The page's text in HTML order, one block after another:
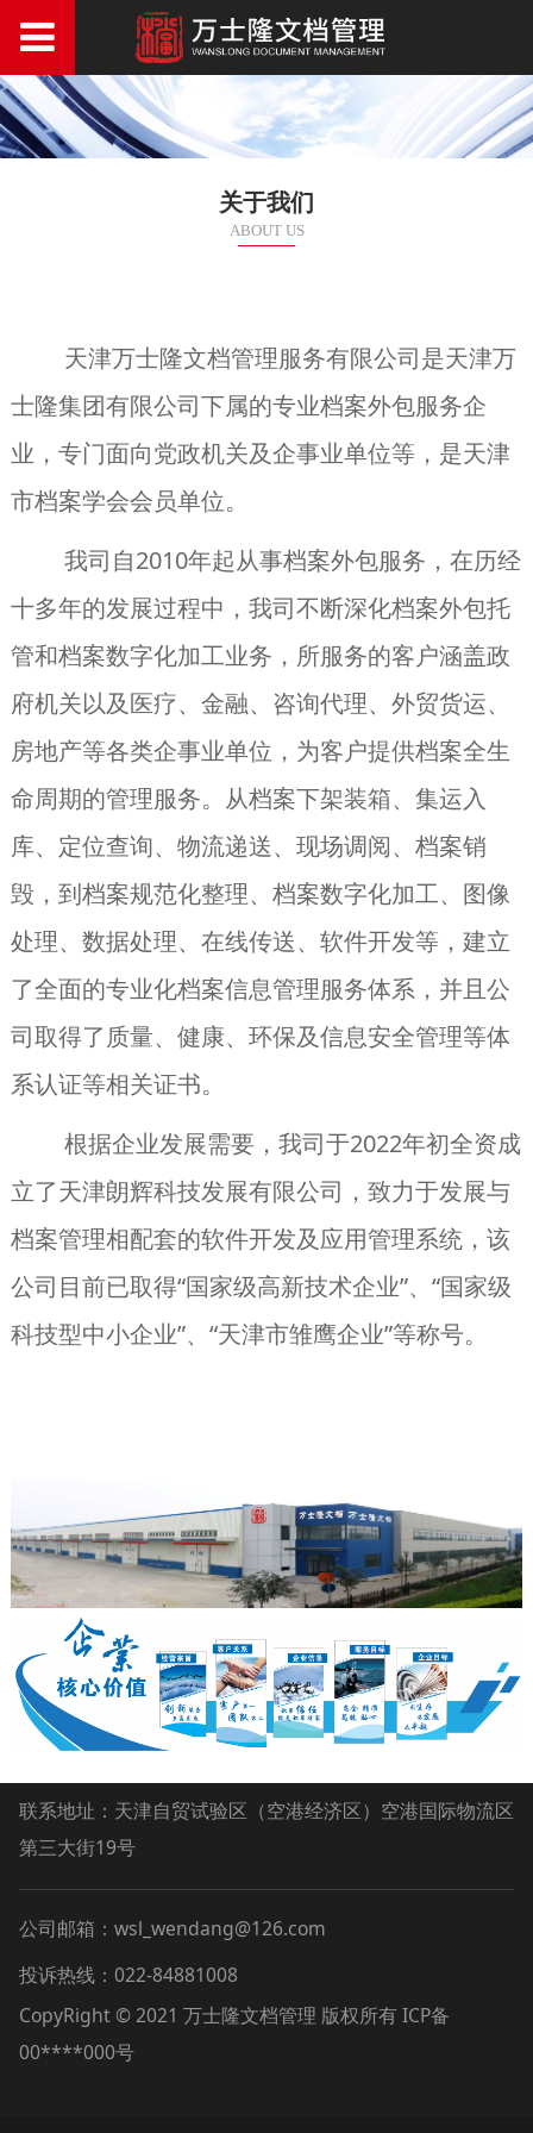
关于我们
ABOUT US
天津万士隆文档管理服务有限公司是天津万
士隆集团有限公司下属的专业档案外包服务企
业，专门面向党政机关及企事业单位等，是天津
市档案学会会员单位。
我司自2010年起从事档案外包服务，在历经
十多年的发展过程中，我司不断深化档案外包托
管和档案数字化加工业务，所服务的客户涵盖政
府机关以及医疗、金融、咨询代理、外贸货运、
房地产等各类企事业单位，为客户提供档案全生
命周期的管理服务。从档案下架装箱、集运入
库、定位查询、物流递送、现场调阅、档案销
毁，到档案规范化整理、档案数字化加工、图像
处理、数据处理、在线传送、软件开发等，建立
了全面的专业化档案信息管理服务体系，并且公
司取得了质量、健康、环保及信息安全管理等体
系认证等相关证书。
根据企业发展需要，我司于2022年初全资成
立了天津朗辉科技发展有限公司，致力于发展与
档案管理相配套的软件开发及应用管理系统，该
公司目前已取得“国家级高新技术企业”、“国家级
科技型中小企业”、“天津市雏鹰企业”等称号。
联系地址：天津自贸试验区（空港经济区）空港国际物流区
第三大街19号
公司邮箱：wsl_wendang@126.com
投诉热线：022-84881008
CopyRight © 2021 万士隆文档管理 版权所有 ICP备
00****000号